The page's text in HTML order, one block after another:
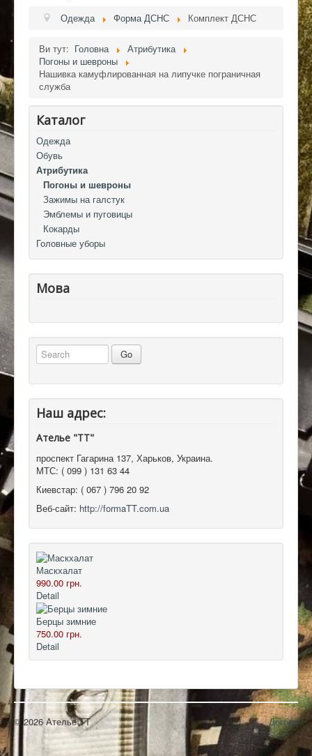
Одежда
Форма ДСНС Комплект ДСНС
Ви тут: Головна
Атрибутика
Погоны и шевроны
Нашивка камуфлированная на липучке пограничная
служба
Каталог
Одежда
Обувь
Атрибутика
Погоны и шевроны
Зажимы на галстук
Эмблемы и пуговицы
Кокарды
Головные уборы
Мова
Наш адрес:
Ателье "ТТ"
проспект Гагарина 137, Харьков, Украина.
МТС: ( 099 ) 131 63 44
Киевстар: ( 067 ) 796 20 92
Веб-сайт: http://formaTT.com.ua
Маскхалат
990.00 грн.
Detail
Берцы зимние
750.00 грн.
Detail
Догори
© 2026 Ателье ТТ